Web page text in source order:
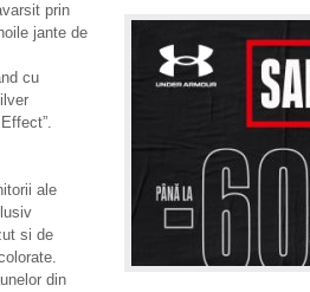
prin
jante de
cu
ale
si de
din